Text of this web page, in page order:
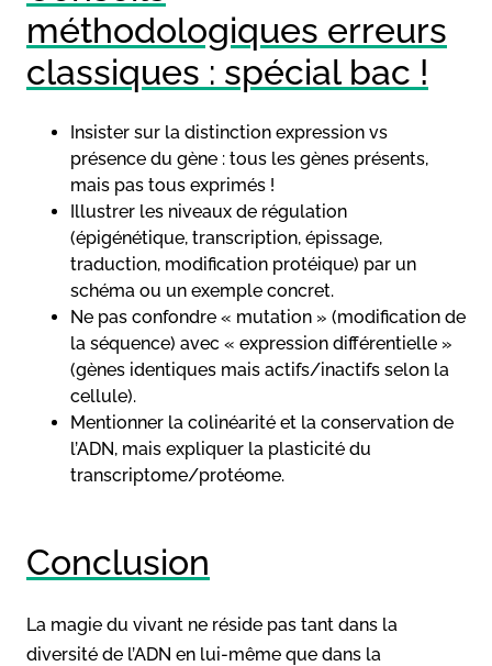
méthodologiques erreurs
classiques : spécial bac !
Insister sur la distinction expression vs
présence du gène : tous les gènes présents,
mais pas tous exprimés !
Illustrer les niveaux de régulation
(épigénétique, transcription, épissage,
traduction, modification protéique) par un
schéma ou un exemple concret.
Ne pas confondre « mutation » (modification de
la séquence) avec « expression différentielle »
(gènes identiques mais actifs/inactifs selon la
cellule).
Mentionner la colinéarité et la conservation de
l’ADN, mais expliquer la plasticité du
transcriptome/protéome.
Conclusion
La magie du vivant ne réside pas tant dans la
diversité de l’ADN en lui-même que dans la